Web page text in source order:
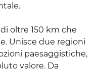
oltre 150 km che
Unisce due regioni
paesaggistiche,
valore. Da